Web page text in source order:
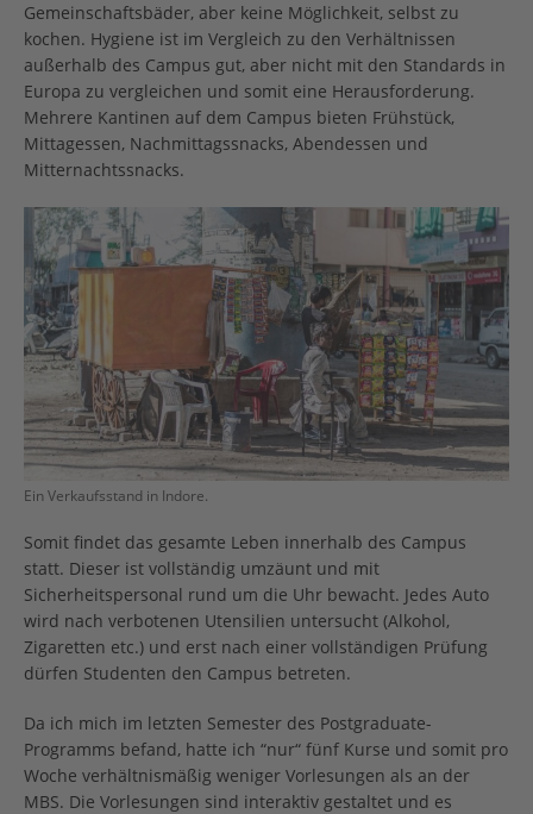
Gemeinschaftsbäder, aber keine Möglichkeit, selbst zu
kochen. Hygiene ist im Vergleich zu den Verhältnissen
außerhalb des Campus gut, aber nicht mit den Standards in
Europa zu vergleichen und somit eine Herausforderung.
Mehrere Kantinen auf dem Campus bieten Frühstück,
Mittagessen, Nachmittagssnacks, Abendessen und
Mitternachtssnacks.
Ein Verkaufsstand in Indore.
Somit findet das gesamte Leben innerhalb des Campus
statt. Dieser ist vollständig umzäunt und mit
Sicherheitspersonal rund um die Uhr bewacht. Jedes Auto
wird nach verbotenen Utensilien untersucht (Alkohol,
Zigaretten etc.) und erst nach einer vollständigen Prüfung
dürfen Studenten den Campus betreten.
Da ich mich im letzten Semester des Postgraduate-
Programms befand, hatte ich “nur“ fünf Kurse und somit pro
Woche verhältnismäßig weniger Vorlesungen als an der
MBS. Die Vorlesungen sind interaktiv gestaltet und es